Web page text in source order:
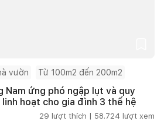
vườn Từ 100m2 đến 200m2
Nam ứng phó ngập lụt và quy
hoạt cho gia đình 3 thế hệ
29 lượt thích | 58.724 lượt xem